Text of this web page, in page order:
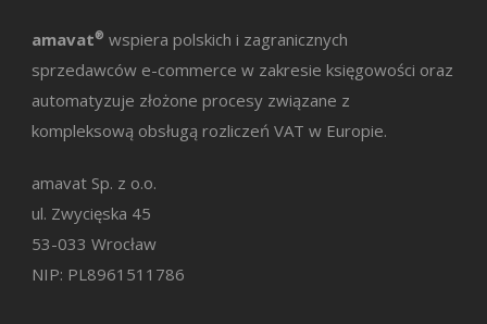
amavat® wspiera polskich i zagranicznych
sprzedawców e-commerce w zakresie księgowości oraz
automatyzuje złożone procesy związane z
kompleksową obsługą rozliczeń VAT w Europie.
amavat Sp. z o.o.
ul. Zwycięska 45
53-033 Wrocław
NIP: PL8961511786